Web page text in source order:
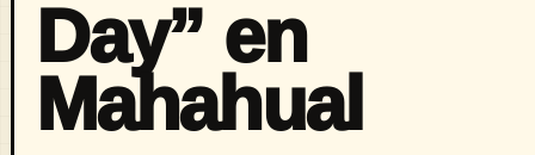
Day” en
Mahahual